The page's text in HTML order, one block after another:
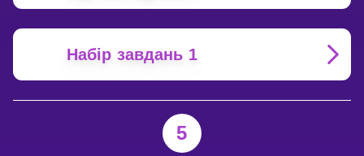
Набір завдань 1
5